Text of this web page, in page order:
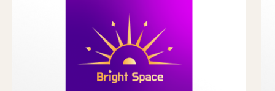
Отзывы тех, кто
считает нас
создателями